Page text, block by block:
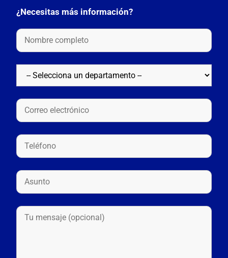
¿Necesitas más información?